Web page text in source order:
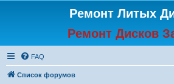
Ремонт Литых
Ремонт Дисков
FAQ
Список форумов